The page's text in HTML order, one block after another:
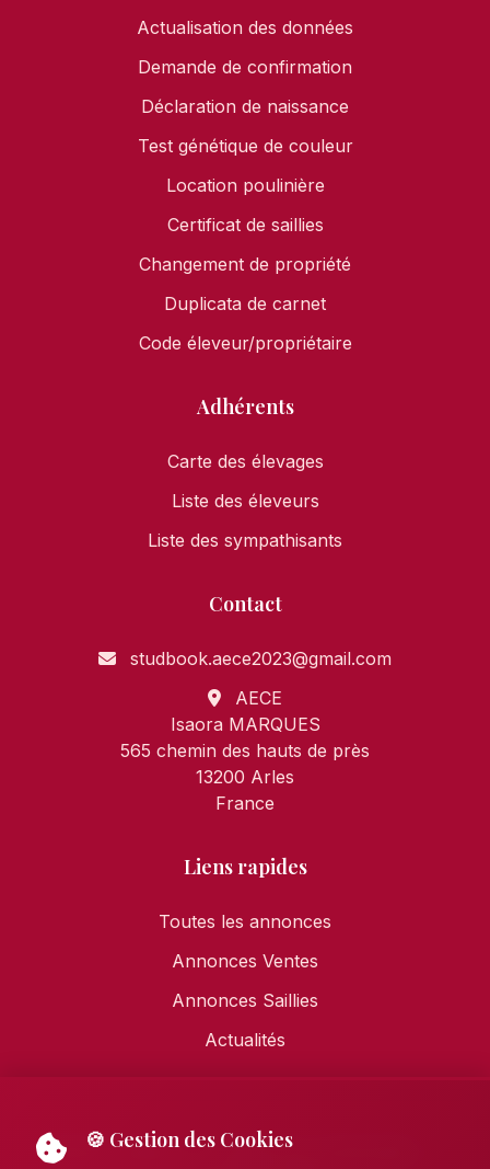
Actualisation des données
Demande de confirmation
Déclaration de naissance
Test génétique de couleur
Location poulinière
Certificat de saillies
Changement de propriété
Duplicata de carnet
Code éleveur/propriétaire
Adhérents
Carte des élevages
Liste des éleveurs
Liste des sympathisants
Contact
studbook.aece2023@gmail.com
AECE
Isaora MARQUES
565 chemin des hauts de près
13200 Arles
France
Liens rapides
Toutes les annonces
Annonces Ventes
Annonces Saillies
Actualités
Mentions légales • Politique de confidentialité
🍪 Gestion des Cookies